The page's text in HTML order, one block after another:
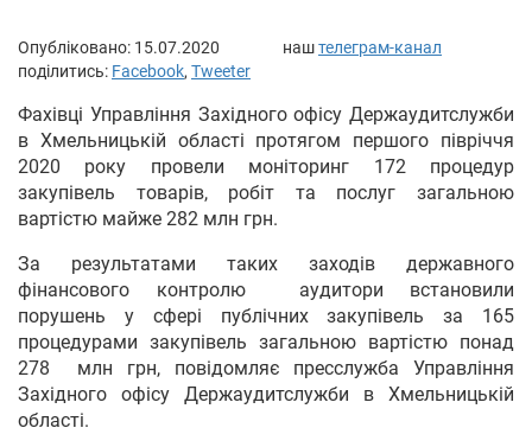
Опубліковано: 15.07.2020 наштелеграм-канал
поділитись: Facebook, Tweeter
Фахівці Управління Західного офісу Держаудитслужби
в Хмельницькій області протягом першого півріччя
2020 року провели моніторинг 172 процедур
закупівель товарів, робіт та послуг загальною
вартістю майже 282 млн грн.
За результатами таких заходів державного
фінансового контролю аудитори встановили
порушень у сфері публічних закупівель за 165
процедурами закупівель загальною вартістю понад
278 млн грн, повідомляє пресслужба Управління
Західного офісу Держаудитслужби в Хмельницькій
області.